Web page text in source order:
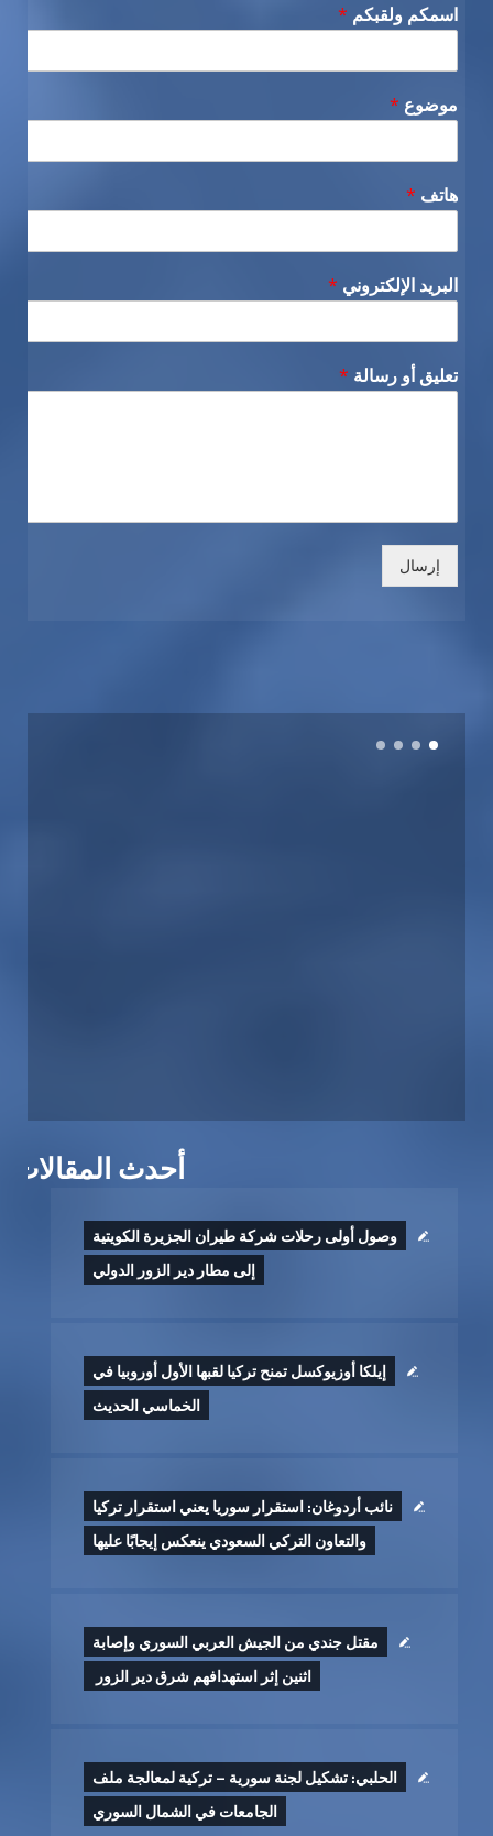
اسمكم ولقبكم *
موضوع *
هاتف *
البريد الإلكتروني *
تعليق أو رسالة *
إرسال
أحدث المقالات
وصول أولى رحلات شركة طيران الجزيرة الكويتية
إلى مطار دير الزور الدولي
إيلكا أوزيوكسل تمنح تركيا لقبها الأول أوروبيا في
الخماسي الحديث
نائب أردوغان: استقرار سوريا يعني استقرار تركيا
والتعاون التركي السعودي ينعكس إيجابًا عليها
مقتل جندي من الجيش العربي السوري وإصابة
اثنين إثر ‏استهدافهم شرق دير الزور ‏
الحلبي: تشكيل لجنة سورية – تركية لمعالجة ملف
الجامعات في الشمال السوري